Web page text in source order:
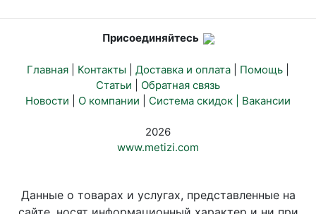
Присоединяйтесь
Главная Контакты Доставка и оплата Помощь
Статьи
Обратная связь
Новости
О компании Система скидок | Вакансии
2026
www.metizi.com
Данные о товарах и услугах, представленные на